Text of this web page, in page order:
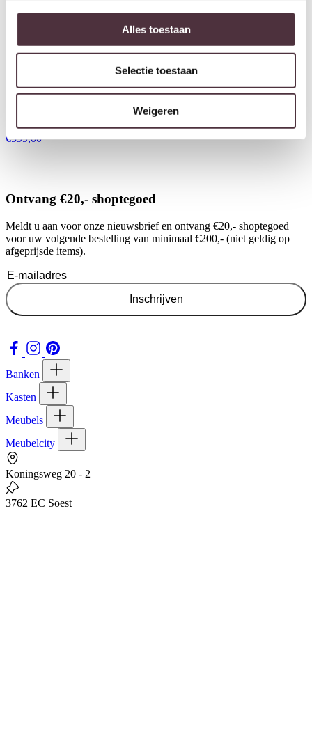
Alles toestaan
Selectie toestaan
Weigeren
Richmond Interiors nachtkastje
Ritz 55x40x65 cm travertin
€599,00
Ontvang €20,- shoptegoed
Meldt u aan voor onze nieuwsbrief en ontvang €20,- shoptegoed
voor uw volgende bestelling van minimaal €200,- (niet geldig op
afgeprijsde items).
Inschrijven
Banken
Kasten
Meubels
Meubelcity
Koningsweg 20 - 2
3762 EC Soest